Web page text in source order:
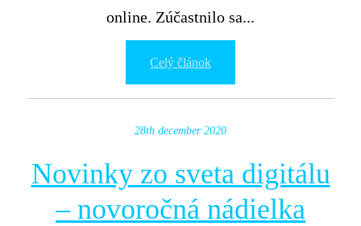
online. Zúčastnilo sa...
Celý článok
28th december 2020
Novinky zo sveta digitálu
– novoročná nádielka